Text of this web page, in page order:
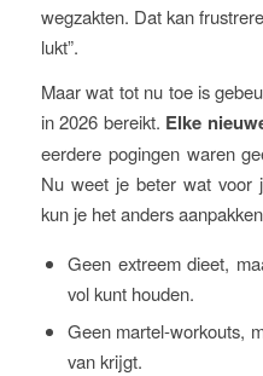
wegzakten. Dat kan
lukt”.
Maar wat tot nu toe is
in 2026 bereikt. Elke
eerdere pogingen waren
Nu weet je beter wat
kun je het anders
Geen extreem dieet,
vol kunt houden.
Geen martel-workouts,
van krijgt.